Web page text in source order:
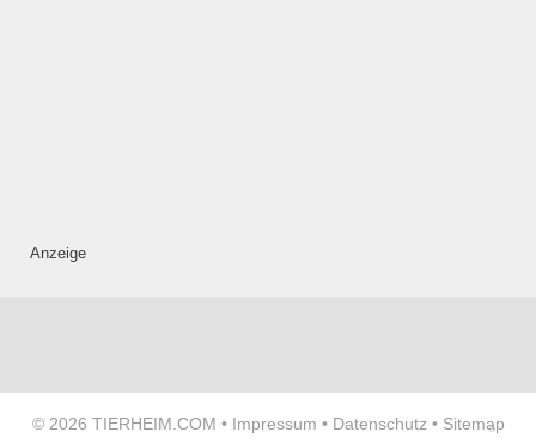
Anzeige
© 2026 TIERHEIM.COM • Impressum • Datenschutz • Sitemap